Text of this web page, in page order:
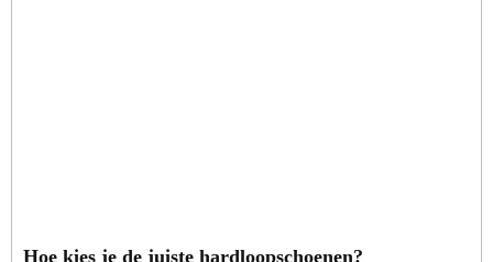
Hoe kies je de juiste hardloopschoenen?